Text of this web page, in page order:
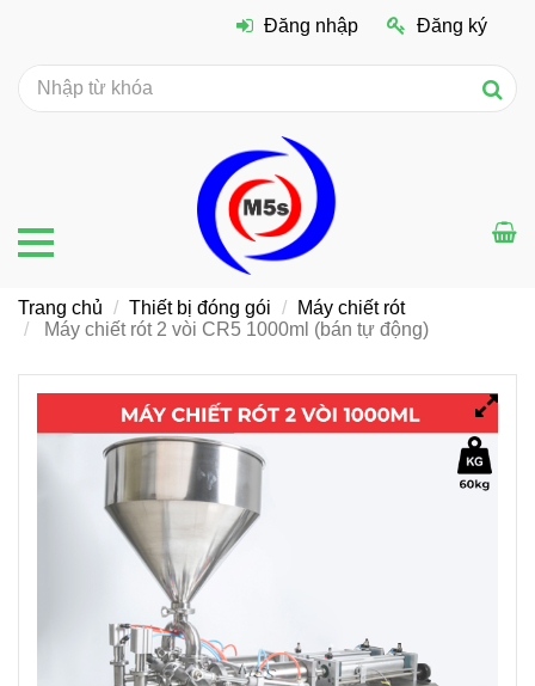
Đăng nhập Đăng ký
Trang chủ Thiết bị đóng gói
Máy chiết rót
Máy chiết rót 2 vòi CR5 1000ml (bán tự động)